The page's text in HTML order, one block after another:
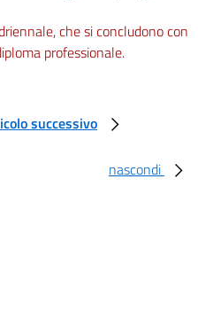
che si concludono con
professionale.
successivo
nascondi